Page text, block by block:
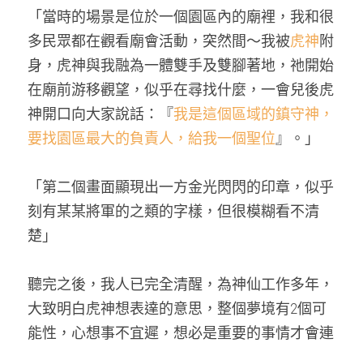
「當時的場景是位於一個園區內的廟裡，我和很
多民眾都在觀看廟會活動，突然間～我被虎神附
身，虎神與我融為一體雙手及雙腳著地，祂開始
在廟前游移觀望，似乎在尋找什麼，一會兒後虎
神開口向大家說話：『我是這個區域的鎮守神，
要找園區最大的負責人，給我一個聖位 』。」
「第二個畫面顯現出一方金光閃閃的印章，似乎
刻有某某將軍的之類的字樣，但很模糊看不清
楚」
聽完之後，我人已完全清醒，為神仙工作多年，
大致明白虎神想表達的意思，整個夢境有2個可
能性，心想事不宜遲，想必是重要的事情才會連